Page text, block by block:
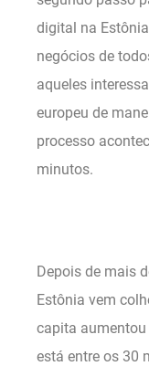
digital na
negócios de
aqueles
europeu de
processo
minutos.
Depois de mais
Estônia vem
capita aumentou
está entre os 30